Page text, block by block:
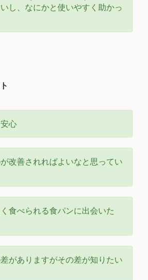
し、なにかと使いやすく助かっ
心
改善されればよいなと思ってい
食べられる食パンに出会いた
がありますがその差が知りたい